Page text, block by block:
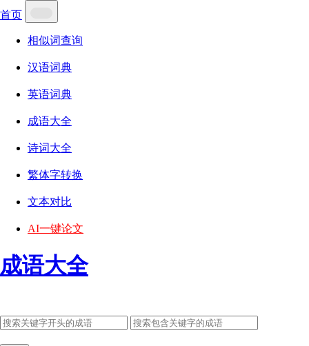
首页
相似词查询
汉语词典
英语词典
成语大全
诗词大全
繁体字转换
文本对比
AI一键论文
成语大全